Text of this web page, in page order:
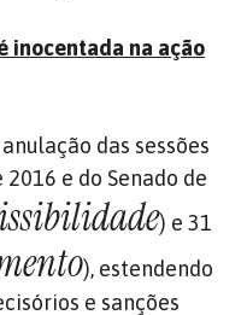
inocentada na ação
das sessões
e do Senado de
) e 31
), estendendo
e sanções